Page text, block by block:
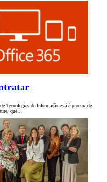
Tecnologias de Informação está à procura de
que…